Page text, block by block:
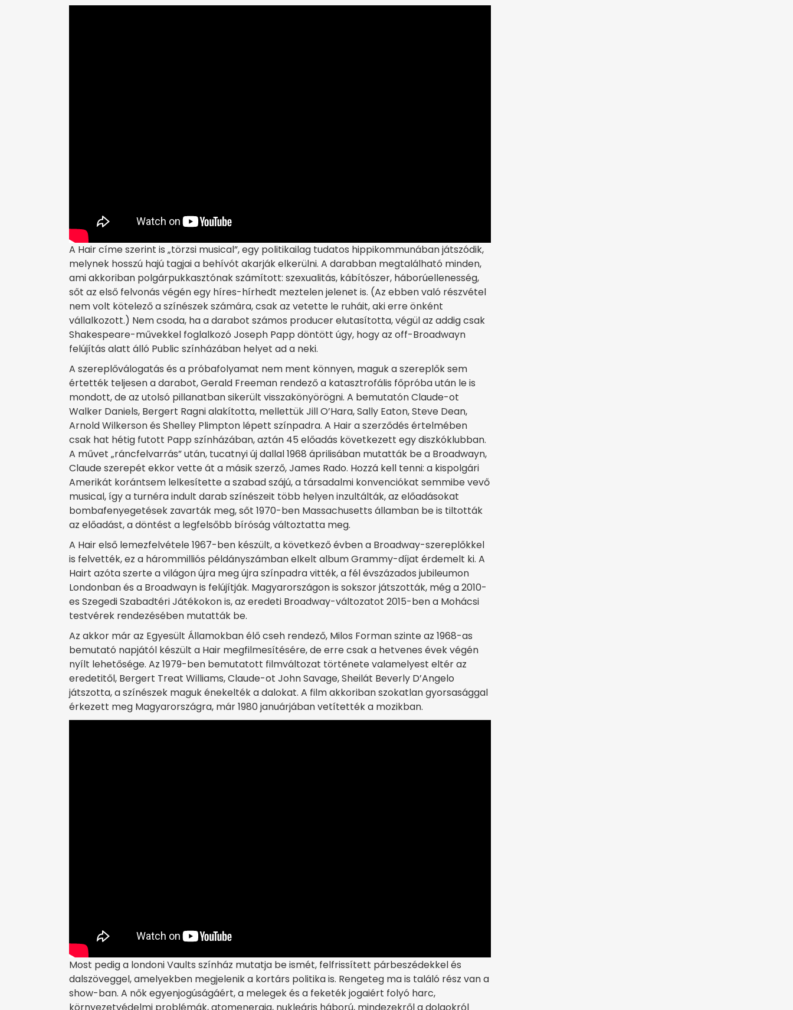
A Hair címe szerint is „törzsi musical”, egy politikailag tudatos hippikommunában játszódik,
melynek hosszú hajú tagjai a behívót akarják elkerülni. A darabban megtalálható minden,
ami akkoriban polgárpukkasztónak számított: szexualitás, kábítószer, háborúellenesség,
sőt az első felvonás végén egy híres-hírhedt meztelen jelenet is. (Az ebben való részvétel
nem volt kötelező a színészek számára, csak az vetette le ruháit, aki erre önként
vállalkozott.) Nem csoda, ha a darabot számos producer elutasította, végül az addig csak
Shakespeare-művekkel foglalkozó Joseph Papp döntött úgy, hogy az off-Broadwayn
felújítás alatt álló Public színházában helyet ad a neki.
A szereplőválogatás és a próbafolyamat nem ment könnyen, maguk a szereplők sem
értették teljesen a darabot, Gerald Freeman rendező a katasztrofális főpróba után le is
mondott, de az utolsó pillanatban sikerült visszakönyörögni. A bemutatón Claude-ot
Walker Daniels, Bergert Ragni alakította, mellettük Jill O’Hara, Sally Eaton, Steve Dean,
Arnold Wilkerson és Shelley Plimpton lépett színpadra. A Hair a szerződés értelmében
csak hat hétig futott Papp színházában, aztán 45 előadás következett egy diszkóklubban.
A művet „ráncfelvarrás” után, tucatnyi új dallal 1968 áprilisában mutatták be a Broadwayn,
Claude szerepét ekkor vette át a másik szerző, James Rado. Hozzá kell tenni: a kispolgári
Amerikát korántsem lelkesítette a szabad szájú, a társadalmi konvenciókat semmibe vevő
musical, így a turnéra indult darab színészeit több helyen inzultálták, az előadásokat
bombafenyegetések zavarták meg, sőt 1970-ben Massachusetts államban be is tiltották
az előadást, a döntést a legfelsőbb bíróság változtatta meg.
A Hair első lemezfelvétele 1967-ben készült, a következő évben a Broadway-szereplőkkel
is felvették, ez a hárommilliós példányszámban elkelt album Grammy-díjat érdemelt ki. A
Hairt azóta szerte a világon újra meg újra színpadra vitték, a fél évszázados jubileumon
Londonban és a Broadwayn is felújítják. Magyarországon is sokszor játszották, még a 2010-
es Szegedi Szabadtéri Játékokon is, az eredeti Broadway-változatot 2015-ben a Mohácsi
testvérek rendezésében mutatták be.
Az akkor már az Egyesült Államokban élő cseh rendező, Milos Forman szinte az 1968-as
bemutató napjától készült a Hair megfilmesítésére, de erre csak a hetvenes évek végén
nyílt lehetősége. Az 1979-ben bemutatott filmváltozat története valamelyest eltér az
eredetitől, Bergert Treat Williams, Claude-ot John Savage, Sheilát Beverly D’Angelo
játszotta, a színészek maguk énekelték a dalokat. A film akkoriban szokatlan gyorsasággal
érkezett meg Magyarországra, már 1980 januárjában vetítették a mozikban.
Most pedig a londoni Vaults színház mutatja be ismét, felfrissített párbeszédekkel és
dalszöveggel, amelyekben megjelenik a kortárs politika is. Rengeteg ma is találó rész van a
show-ban. A nők egyenjogúságáért, a melegek és a feketék jogaiért folyó harc,
környezetvédelmi problémák, atomenergia, nukleáris háború, mindezekről a dolgokról